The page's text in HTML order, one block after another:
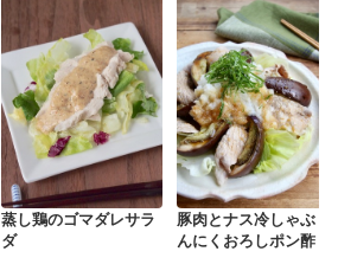
蒸し鶏のゴマダレサラ
ダ
豚肉とナス冷しゃぶ に
んにくおろしポン酢